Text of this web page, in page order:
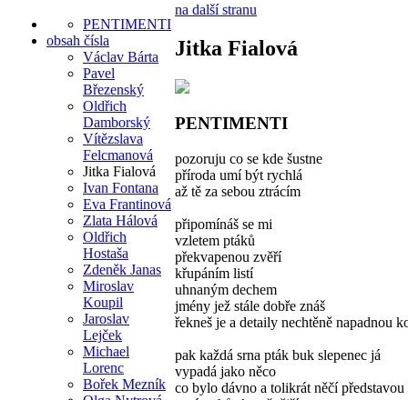
PENTIMENTI
obsah čísla
Václav Bárta
Pavel
Březenský
Oldřich
Damborský
Vítězslava
Felcmanová
Jitka Fialová
Ivan Fontana
Eva Frantinová
Zlata Hálová
Oldřich
Hostaša
Zdeněk Janas
Miroslav
Koupil
Jaroslav
Lejček
Michael
Lorenc
Bořek Mezník
na další stranu
Jitka Fialová
PENTIMENTI
pozoruju co se kde šustne
příroda umí být rychlá
až tě za sebou ztrácím
připomínáš se mi
vzletem ptáků
překvapenou zvěří
křupáním listí
uhnaným dechem
jmény jež stále dobře znáš
řekneš je a detaily nechtěně napadnou
pak každá srna pták buk slepenec já
vypadá jako něco
co bylo dávno a tolikrát něčí představou